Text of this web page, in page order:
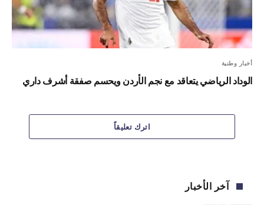
أخبار وطنية
الوداد الرياضي يتعاقد مع نجم الأردن ويحسم صفقة أشرف داري
اترك تعليقاً
آخر الأخبار